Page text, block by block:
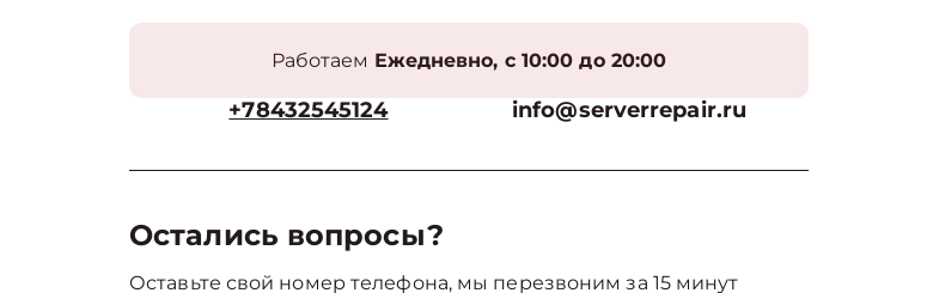
Работаем Ежедневно, с 10:00 до 20:00
+78432545124 info@serverrepair.ru
Остались вопросы?
Оставьте свой номер телефона, мы перезвоним за 15 минут